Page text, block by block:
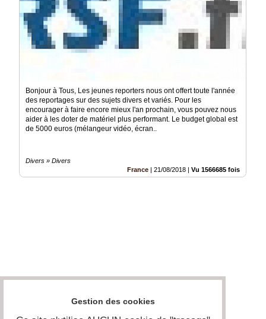
Bonjour à Tous, Les jeunes reporters nous ont offert toute l'année
des reportages sur des sujets divers et variés. Pour les
encourager à faire encore mieux l'an prochain, vous pouvez nous
aider à les doter de matériel plus performant. Le budget global est
de 5000 euros (mélangeur vidéo, écran..
Divers » Divers
France
21/08/2018 Vu 1566685 fois
Gestion des cookies